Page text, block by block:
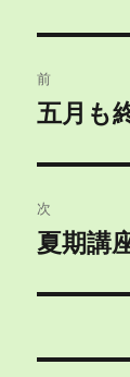
稿
ビ
ゲ
ー
前
前
投
稿:
五月も
次
次
投
夏期講